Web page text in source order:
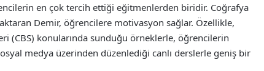
en çok tercih ettiği eğitmenlerden biridir. Coğrafya
Demir, öğrencilere motivasyon sağlar. Özellikle,
(CBS) konularında sunduğu örneklerle, öğrencilerin
medya üzerinden düzenlediği canlı derslerle geniş bir